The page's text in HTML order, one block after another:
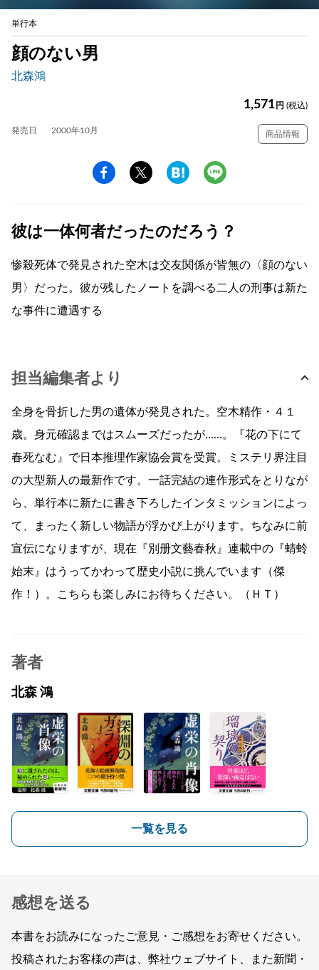
単行本
顔のない男
北森鴻
1,571 円 (税込)
発売日 2000年10月 商品情報
彼は一体何者だったのだろう？
惨殺死体で発見された空木は交友関係が皆無の〈顔のない
男〉だった。彼が残したノートを調べる二人の刑事は新た
な事件に遭遇する
担当編集者より
全身を骨折した男の遺体が発見された。空木精作・４１
歳。身元確認まではスムーズだったが……。『花の下にて
春死なむ』で日本推理作家協会賞を受賞。ミステリ界注目
の大型新人の最新作です。一話完結の連作形式をとりなが
ら、単行本に新たに書き下ろしたインタミッションによっ
て、まったく新しい物語が浮かび上がります。ちなみに前
宣伝になりますが、現在『別册文藝春秋』連載中の『蜻蛉
始末』はうってかわって歴史小説に挑んでいます（傑
作！）。こちらも楽しみにお待ちください。（ＨＴ）
著者
北森 鴻
一覧を見る
感想を送る
本書をお読みになったご意見・ご感想をお寄せください。
投稿されたお客様の声は、弊社ウェブサイト、また新聞・